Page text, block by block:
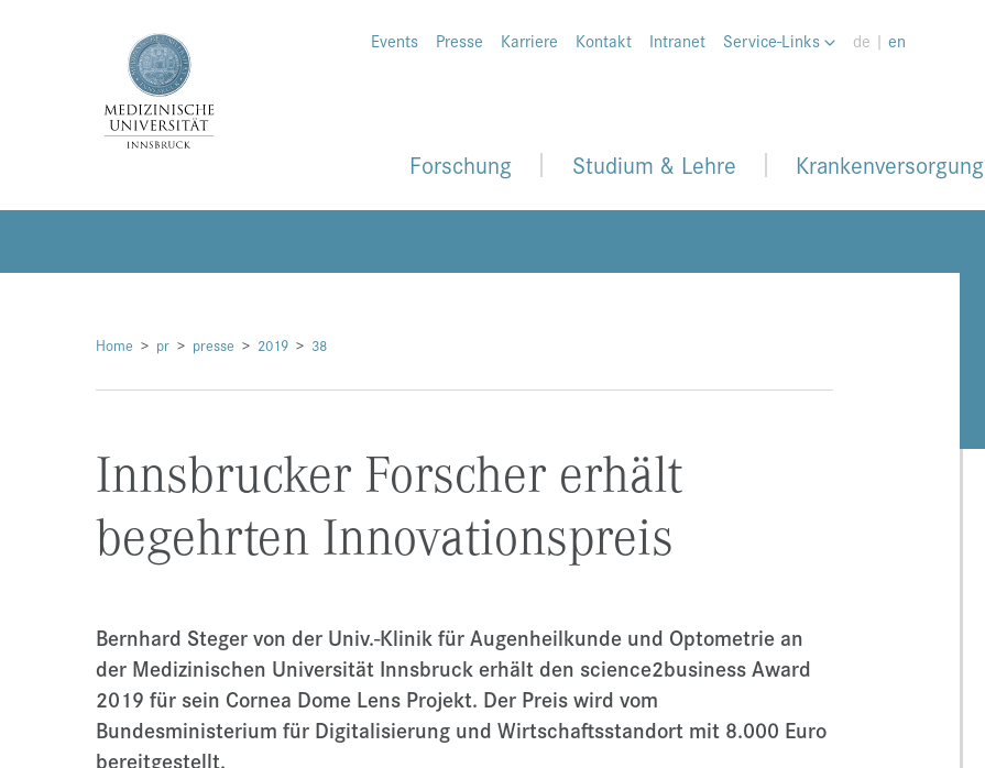
Events Presse Karriere Kontakt Intranet Service-Links de | en
Forschung Studium & Lehre Krankenversorgung
Home pr presse 2019 38
Innsbrucker Forscher erhält
begehrten Innovationspreis
Bernhard Steger von der Univ.-Klinik für Augenheilkunde und Optometrie an
der Medizinischen Universität Innsbruck erhält den science2business Award
2019 für sein Cornea Dome Lens Projekt. Der Preis wird vom
Bundesministerium für Digitalisierung und Wirtschaftsstandort mit 8.000 Euro
bereitgestellt.